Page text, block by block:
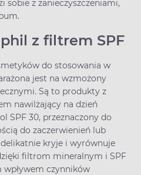
sobie z zanieczyszczeniami,
z filtrem SPF
do stosowania w
jest na wzmożony
Są to produkty z
nawilżający na dzień
SPF 30, przeznaczony do
do zaczerwienień lub
kryje i wyrównuje
filtrom mineralnym i SPF
czynników